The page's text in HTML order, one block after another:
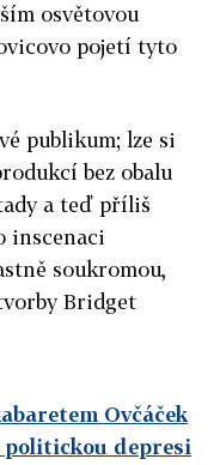
osvětovou
pojetí tyto
publikum; lze si
bez obalu
a teď příliš
inscenaci
soukromou,
Bridget
Ovčáček
politickou depresi